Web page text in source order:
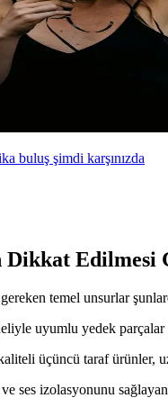
buluş şimdi karşınızda
Dikkat Edilmesi
temel unsurlar
uyumlu yedek
üçüncü taraf ürünler,
ve ses izolasyonunu